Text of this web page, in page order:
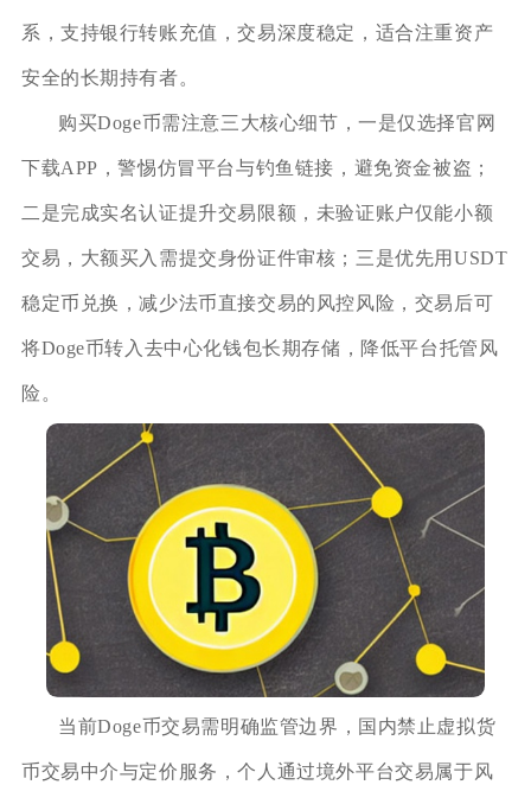
系，支持银行转账充值，交易深度稳定，适合注重资产
安全的长期持有者。
购买Doge币需注意三大核心细节，一是仅选择官网
下载APP，警惕仿冒平台与钓鱼链接，避免资金被盗；
二是完成实名认证提升交易限额，未验证账户仅能小额
交易，大额买入需提交身份证件审核；三是优先用USDT
稳定币兑换，减少法币直接交易的风控风险，交易后可
将Doge币转入去中心化钱包长期存储，降低平台托管风
险。
当前Doge币交易需明确监管边界，国内禁止虚拟货
币交易中介与定价服务，个人通过境外平台交易属于风